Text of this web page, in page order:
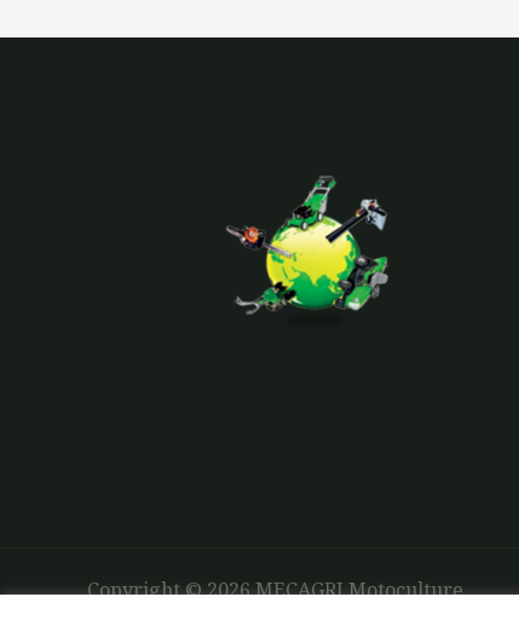
Copyright © 2026 MECAGRI Motoculture